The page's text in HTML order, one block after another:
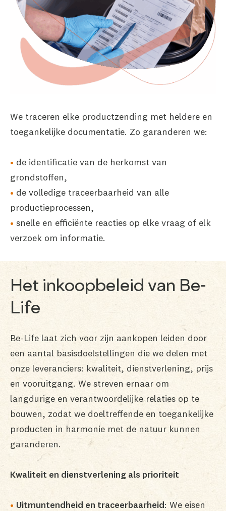
We traceren elke productzending met heldere en
toegankelijke documentatie. Zo garanderen we:
de identificatie van de herkomst van
grondstoffen,
de volledige traceerbaarheid van alle
productieprocessen,
snelle en efficiënte reacties op elke vraag of elk
verzoek om informatie.
Het inkoopbeleid van Be-
Life
Be-Life laat zich voor zijn aankopen leiden door
een aantal basisdoelstellingen die we delen met
onze leveranciers: kwaliteit, dienstverlening, prijs
en vooruitgang. We streven ernaar om
langdurige en verantwoordelijke relaties op te
bouwen, zodat we doeltreffende en toegankelijke
producten in harmonie met de natuur kunnen
garanderen.
Kwaliteit en dienstverlening als prioriteit
Uitmuntendheid en traceerbaarheid: We eisen